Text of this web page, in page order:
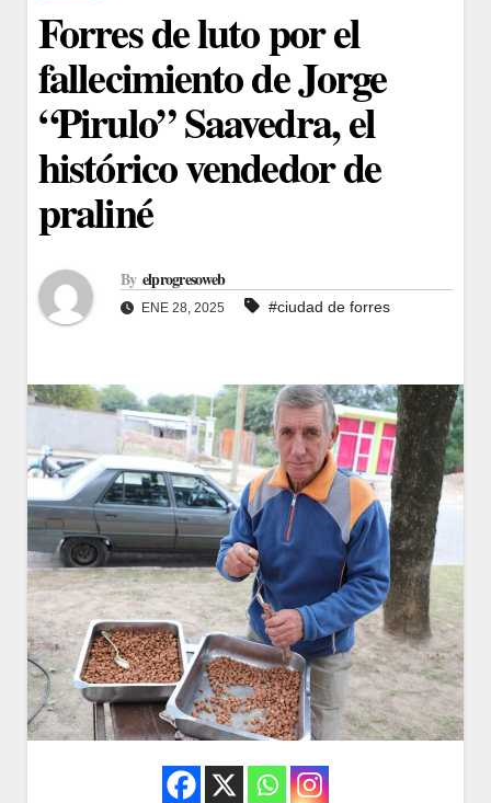
Forres de luto por el
fallecimiento de Jorge
“Pirulo” Saavedra, el
histórico vendedor de
praliné
By elprogresoweb
ENE 28, 2025 #ciudad de forres